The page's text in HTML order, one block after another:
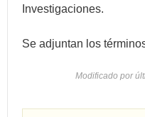
Investigaciones.
Se adjuntan los
Modificado por